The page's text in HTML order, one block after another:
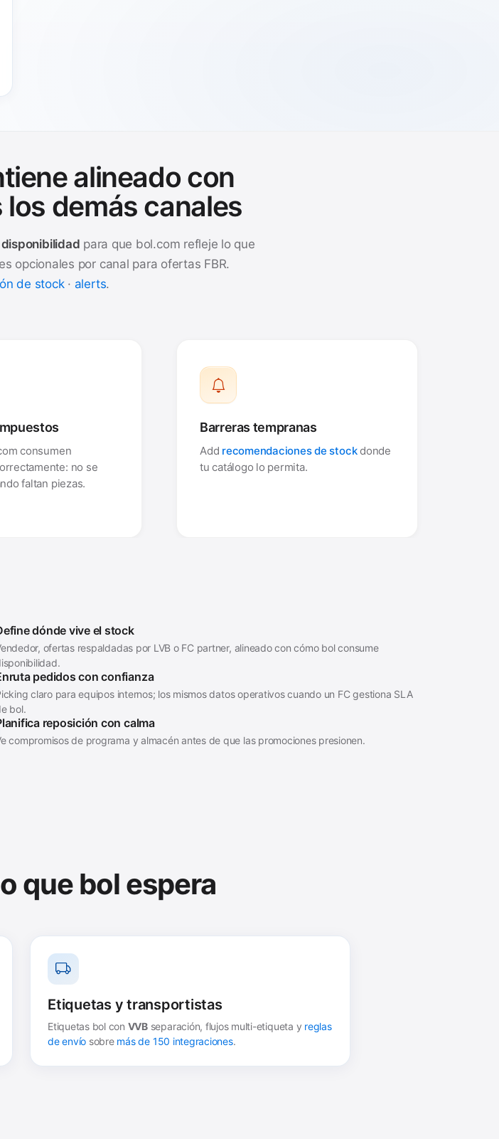
alineado con
demás canales
para que bol.com refleje lo que
opcionales por canal para ofertas FBR.
de stock· alerts.
consumen
no se
faltan piezas.
Barreras tempranas
Add recomendaciones de stockdonde
tu catálogo lo permita.
dónde vive el stock
ofertas respaldadas por LVB o FC partner, alineado con cómo bol consume
pedidos con confianza
claro para equipos internos; los mismos datos operativos cuando un FC gestiona SLA
bol.
reposición con calma
compromisos de programa y almacén antes de que las promociones presionen.
que bol espera
Etiquetas y transportistas
Etiquetas bol con VVBseparación, flujos multi-etiqueta y reglas
de envío sobre más de 150 integraciones.